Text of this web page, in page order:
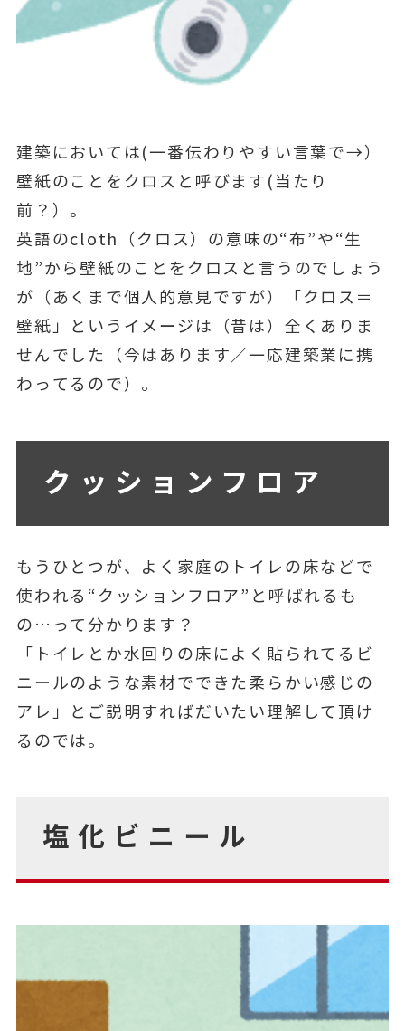
建築においては(一番伝わりやすい言葉で→）
壁紙のことをクロスと呼びます(当たり
前？）。
英語のcloth（クロス）の意味の“布”や“生
地”から壁紙のことをクロスと言うのでしょう
が（あくまで個人的意見ですが）「クロス＝
壁紙」というイメージは（昔は）全くありま
せんでした（今はあります／一応建築業に携
わってるので）。
クッションフロア
もうひとつが、よく家庭のトイレの床などで
使われる“クッションフロア”と呼ばれるも
の…って分かります？
「トイレとか水回りの床によく貼られてるビ
ニールのような素材でできた柔らかい感じの
アレ」とご説明すればだいたい理解して頂け
るのでは。
塩化ビニール